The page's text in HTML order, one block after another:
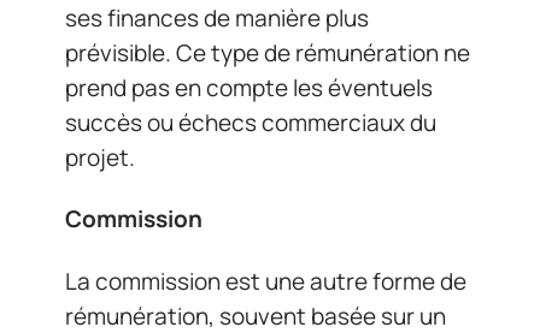
ses finances de manière plus
prévisible. Ce type de rémunération ne
prend pas en compte les éventuels
succès ou échecs commerciaux du
projet.
Commission
La commission est une autre forme de
rémunération, souvent basée sur un